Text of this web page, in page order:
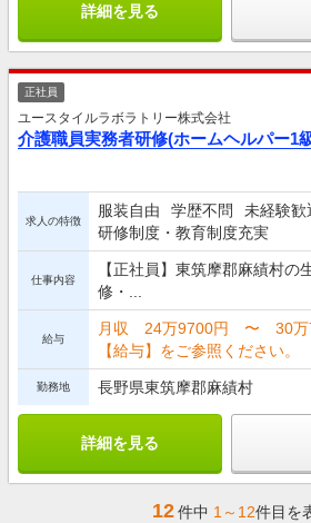
詳細を見る
正社員
ユースタイルラボラトリー株式会社
介護職員実務者研修(ホームヘルパー1
求人の特徴
服装自由 学歴不問
未経験歓
研修制度・教育制度充実
仕事内容
【正社員】東筑摩郡麻績村の
修・...
給与
月収 24万9700円 〜 30万
【給与】をご参照ください。
勤務地 長野県東筑摩郡麻績村
詳細を見る
12件中 1～12件目を